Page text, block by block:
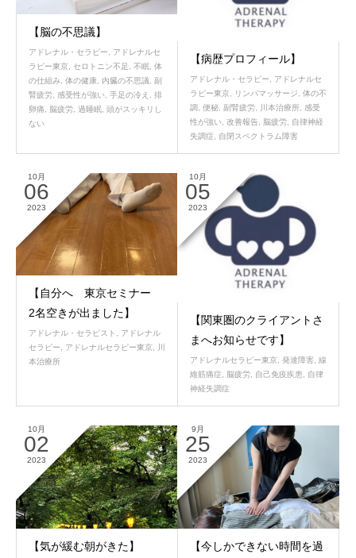
【脳の不思議】
アドレナル・セラピー
アドレナルセ
ラピー東京
セロトニン不足 不眠 体
の仕組み 体の健康 内臓の不思議
副
腎疲労 感受性が強い 手足の冷え
排
卵痛
脳疲労 過睡眠 頭がスッキリし
ない
【病歴プロフィール】
アドレナル・セラピー
アドレナルセ
ラピー東京
リンパマッサージ
体の不
調
便秘 副腎疲労 川本治療所 感受
性が強い
改善報告 脳疲労
自律神経
失調症
自閉スペクトラム障害
10月
06
2023
【自分へ 東京セミナー
2名空きが出ました】
アドレナル・セラピスト , アドレナル
セラピー, アドレナルセラピー東京,
川
本治療所
10月
05
2023
【関東圏のクライアントさ
まへお知らせです】
アドレナルセラピー東京, 発達障害, 線
維筋痛症, 脳疲労, 自己免疫疾患, 自律
神経失調症
10月
02
2023
【気が緩む朝がきた】
9月
25
2023
【今しかできない時間を過